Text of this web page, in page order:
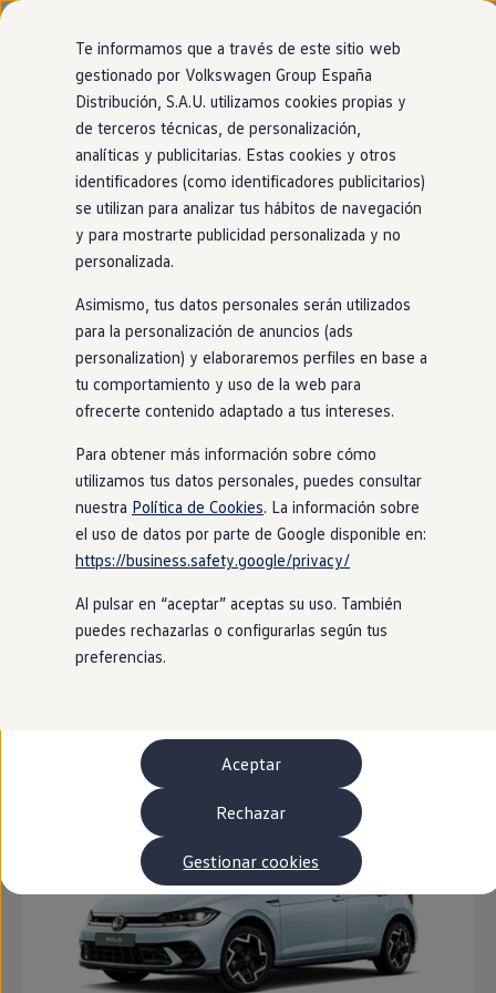
Ir
directamente
al contenido
Ir
directamente
al pie de
página
Nuevo ID. Cross
Vehículos Comerciales
Compra y ofertas
Volkswagen nuevo en stock
Volkswagen de ocasión
Financiación
My Renting
My Way
Seguros
Empresas
Autoescuelas
Eléctricos e híbridos
Más sobre híbridos
Plan Auto +
Etiquetas DGT
Simulador de autonomía, carga y ahorro
Carga y autonomía
Soluciones de carga
Tarifas de carga
Carga en casa
Modos de carga
Autonomía
Clientes y posventa
Club Volkswagen
Ofertas posventa
Beneficios Volkswagen
Asistencia en carretera
Servicios de movilidad
Garantía del fabricante
Buscar servicios para tu modelo
Volkswagen Apps, inicio de sesión y tienda
Conectar el móvil con el vehículo
Actualizaciones del software, los mapas y las
Mantenimiento y reparaciones
Revisiones e ITV
Aceite y líquidos del motor
Baterías
Frenos
Motor y chasis
Aire acondicionado y filtros
Faros y lunas
Carrocería y pintura
Modelos Acabados Motor Exterior Interior Ruedas
Modelos
PRUEBA NUESTRO ASESOR VIRTUAL
Encuentra el Volkswagen perfecto para
SUV Eléctrico Gasolina Híbrido enchufable
Te informamos que a través de este sitio web
gestionado por Volkswagen Group España
Distribución, S.A.U. utilizamos cookies propias y
de terceros técnicas, de personalización,
analíticas y publicitarias. Estas cookies y otros
identificadores (como identificadores publicitarios)
se utilizan para analizar tus hábitos de navegación
y para mostrarte publicidad personalizada y no
personalizada.
Asimismo, tus datos personales serán utilizados
para la personalización de anuncios (ads
personalization) y elaboraremos perfiles en base a
tu comportamiento y uso de la web para
ofrecerte contenido adaptado a tus intereses.
Para obtener más información sobre cómo
utilizamos tus datos personales, puedes consultar
nuestra Política de Cookies. La información sobre
el uso de datos por parte de Google disponible en:
https://business.safety.google/privacy/
Al pulsar en “aceptar” aceptas su uso. También
puedes rechazarlas o configurarlas según tus
preferencias.
Aceptar
Rechazar
Gestionar cookies